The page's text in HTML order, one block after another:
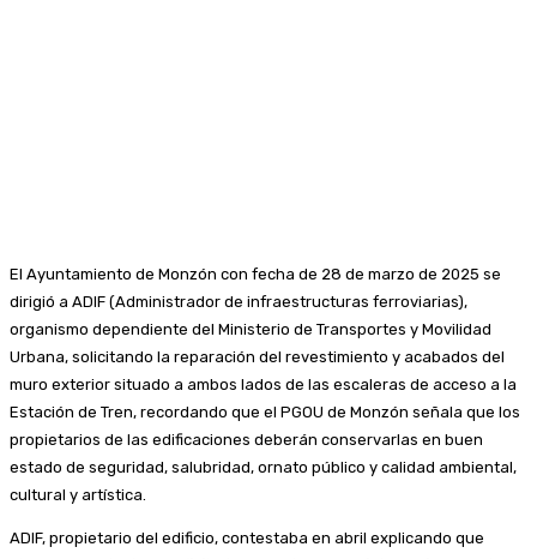
El Ayuntamiento de Monzón con fecha de 28 de marzo de 2025 se
dirigió a ADIF (Administrador de infraestructuras ferroviarias),
organismo dependiente del Ministerio de Transportes y Movilidad
Urbana, solicitando la reparación del revestimiento y acabados del
muro exterior situado a ambos lados de las escaleras de acceso a la
Estación de Tren, recordando que el PGOU de Monzón señala que los
propietarios de las edificaciones deberán conservarlas en buen
estado de seguridad, salubridad, ornato público y calidad ambiental,
cultural y artística.
ADIF, propietario del edificio, contestaba en abril explicando que